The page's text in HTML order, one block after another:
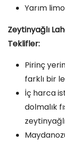
Yarım
Zeytinyağlı
Teklifler:
Pirinç
farklı bir
İç harca
dolmalık